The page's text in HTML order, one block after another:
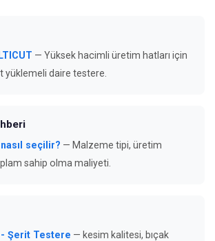
— Yüksek hacimli üretim hatları için
daire testere.
seçilir? — Malzeme tipi, üretim
sahip olma maliyeti.
Şerit Testere — kesim kalitesi, bıçak